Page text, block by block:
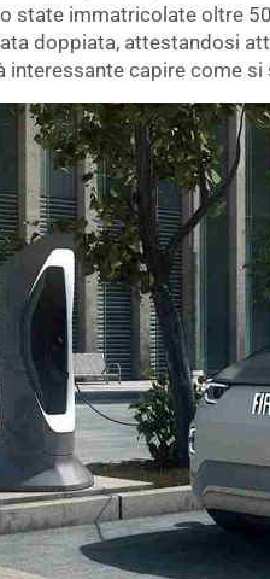
state immatricolate oltre
doppiata, attestandosi
interessante capire come